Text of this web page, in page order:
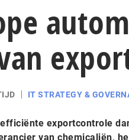
IT STRATEGY &
exportcontrole
van chemicaliën,